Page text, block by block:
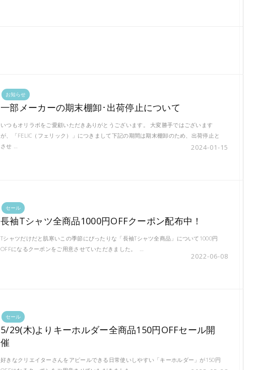
お知らせ
一部メーカーの期末棚卸･出荷停止について
2024-01-15
いつもオリラボをご愛顧いただきありがとうございます。 大変勝手ではございます
が、「FELIC（フェリック）」につきまして下記の期間は期末棚卸のため、出荷停止と
させ …
セール
長袖Tシャツ全商品1000円OFFクーポン配布中！
2022-06-08
Tシャツだけだと肌寒いこの季節にぴったりな「長袖Tシャツ全商品」について1000円
OFFになるクーポンをご用意させていただきました。 …
セール
5/29(木)よりキーホルダー全商品150円OFFセール開
催
好きなクリエイターさんをアピールできる日常使いしやすい「キーホルダー」が150円